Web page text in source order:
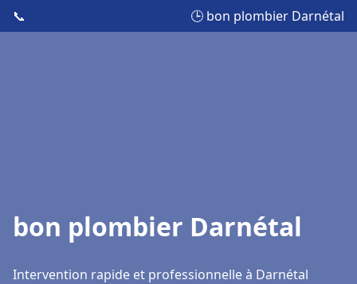
📞 🕒 bon plombier Darnétal
bon plombier Darnétal
Intervention rapide et professionnelle à Darnétal